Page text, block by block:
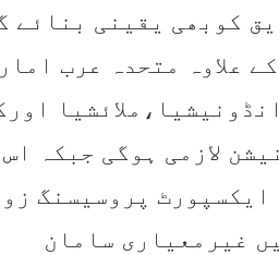
کوبھی یقینی بنائے
علاوہ متحدہ عرب
لازمی ہوگی جبکہ
پروسیسنگ
غیرمعیاری سامان